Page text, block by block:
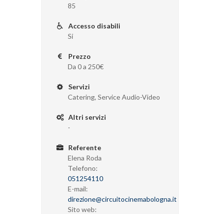
85
Accesso disabili
Si
Prezzo
Da 0 a 250€
Servizi
Catering, Service Audio-Video
Altri servizi
-
Referente
Elena Roda
Telefono:
051254110
E-mail:
direzione@circuitocinemabologna.it
Sito web: